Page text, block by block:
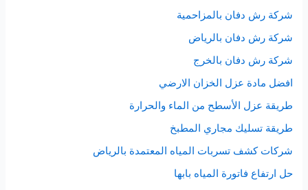
شركة رش دفان بالمزاحمية
شركة رش دفان بالرياض
شركة رش دفان بالخرج
افضل مادة عزل الخزان الارضي
طريقة عزل الأسطح من الماء والحرارة
طريقة تسليك مجاري المطبخ
شركات كشف تسربات المياه المعتمدة بالرياض
حل ارتفاع فاتورة المياه بابها